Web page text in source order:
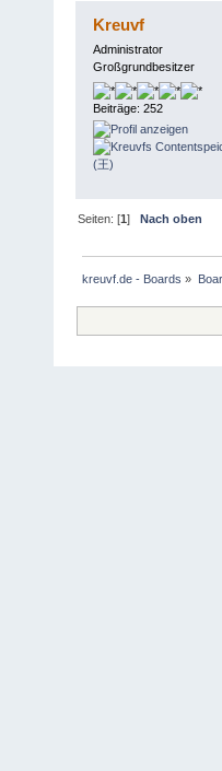
Kreuvf
Administrator
Großgrundbesitzer
Beiträge: 252
Seiten: [1]Nach oben
kreuvf.de - Boards »